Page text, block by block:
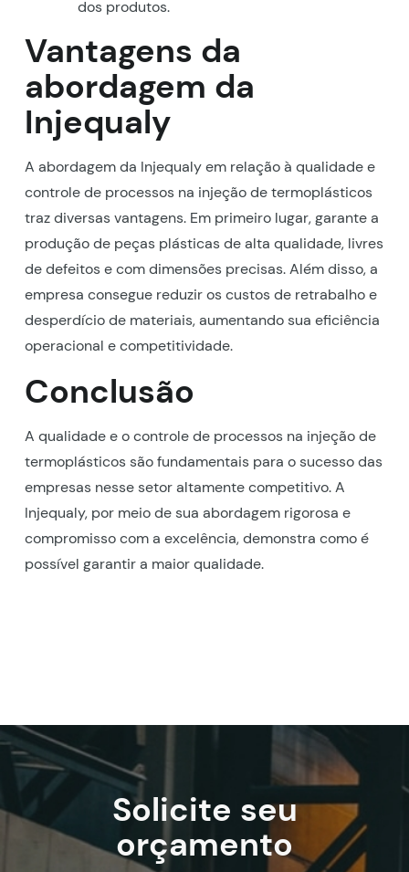
dos produtos.
Vantagens da
abordagem da
Injequaly
A abordagem da Injequaly em relação à qualidade e
controle de processos na injeção de termoplásticos
traz diversas vantagens. Em primeiro lugar, garante a
produção de peças plásticas de alta qualidade, livres
de defeitos e com dimensões precisas. Além disso, a
empresa consegue reduzir os custos de retrabalho e
desperdício de materiais, aumentando sua eficiência
operacional e competitividade.
Conclusão
A qualidade e o controle de processos na injeção de
termoplásticos são fundamentais para o sucesso das
empresas nesse setor altamente competitivo. A
Injequaly, por meio de sua abordagem rigorosa e
compromisso com a excelência, demonstra como é
possível garantir a maior qualidade.
Solicite seu
orçamento